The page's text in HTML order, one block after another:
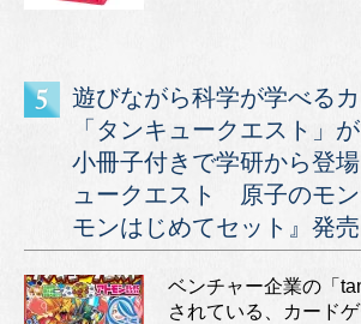
遊びながら科学が学べる
「タンキュークエスト」
小冊子付きで学研から登
ュークエスト 原子のモ
モンはじめてセット』発売
ベンチャー企業の「
されている、カード